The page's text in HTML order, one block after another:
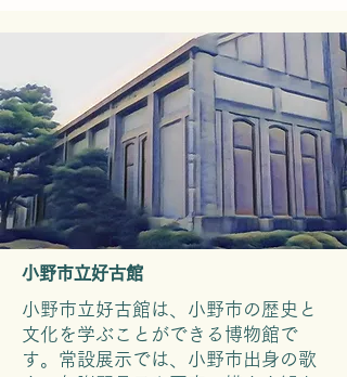
小野市立好古館
小野市立好古館は、小野市の歴史と
文化を学ぶことができる博物館で
す。常設展示では、小野市出身の歌